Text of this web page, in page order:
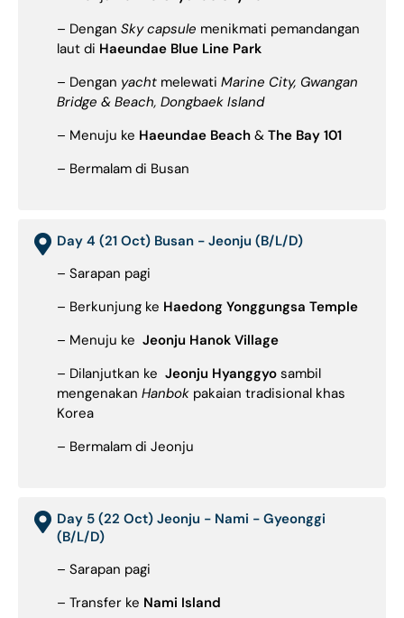
– Dengan Sky capsule menikmati pemandangan
laut di Haeundae Blue Line Park
– Dengan yacht melewati Marine City, Gwangan
Bridge & Beach, Dongbaek Island
– Menuju ke Haeundae Beach & The Bay 101
– Bermalam di Busan
Day 4 (21 Oct) Busan - Jeonju (B/L/D)
– Sarapan pagi
– Berkunjung ke Haedong Yonggungsa Temple
– Menuju ke Jeonju Hanok Village
– Dilanjutkan ke Jeonju Hyanggyo sambil
mengenakan Hanbok pakaian tradisional khas
Korea
– Bermalam di Jeonju
Day 5 (22 Oct) Jeonju - Nami - Gyeonggi
(B/L/D)
– Sarapan pagi
– Transfer ke Nami Island